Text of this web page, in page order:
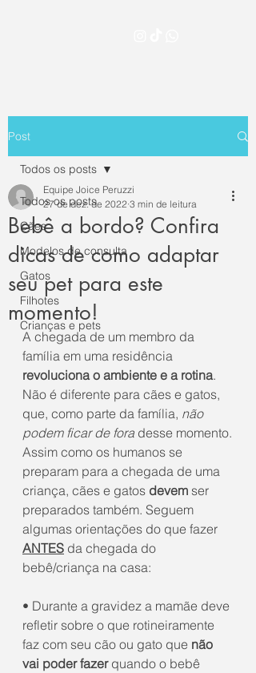
Post
Todos os posts
Cães
Modelos de consulta
Gatos
Filhotes
Crianças e pets
Todos os posts
Bebê a bordo? Confira
dicas de como adaptar
seu pet para este
momento!
Equipe Joice Peruzzi
27 de dez. de 2022 3 min de leitura
A chegada de um membro da
família em uma residência
revoluciona o ambiente e a rotina.
Não é diferente para cães e gatos,
que, como parte da família, não
podem ficar de fora desse momento.
Assim como os humanos se
preparam para a chegada de uma
criança, cães e gatos devem ser
preparados também. Seguem
algumas orientações do que fazer
ANTES da chegada do
bebê/criança na casa:
• Durante a gravidez a mamãe deve
refletir sobre o que rotineiramente
faz com seu cão ou gato que não
vai poder fazer quando o bebê